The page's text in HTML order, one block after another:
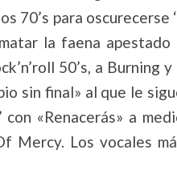
70’s para oscurecerse
la faena apestado
50’s, a Burning y
sin final» al que le
«Renacerás» a
Mercy. Los vocales